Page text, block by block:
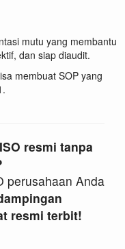
mutu yang membantu
dan siap diaudit.
membuat SOP yang
resmi tanpa
perusahaan Anda
resmi terbit!